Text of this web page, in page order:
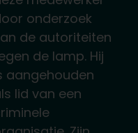
onderzoek
de autoriteiten
de lamp. Hij
aangehouden
lid van een